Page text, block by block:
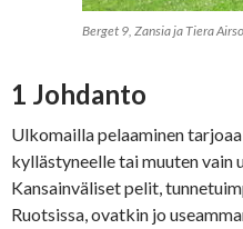
Berget 9, Zansia ja Tiera
1 Johdanto
Ulkomailla pelaaminen
kyllästyneelle tai muuten vain
Kansainväliset pelit,
Ruotsissa, ovatkin jo